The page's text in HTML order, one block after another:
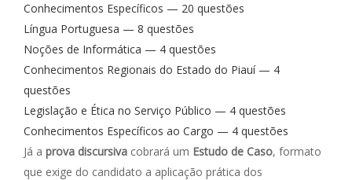
Conhecimentos Específicos — 20 questões
Língua Portuguesa — 8 questões
Noções de Informática — 4 questões
Conhecimentos Regionais do Estado do Piauí — 4
questões
Legislação e Ética no Serviço Público — 4 questões
Conhecimentos Específicos ao Cargo — 4 questões
Já a prova discursiva cobrará um Estudo de Caso, formato
que exige do candidato a aplicação prática dos